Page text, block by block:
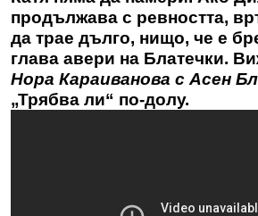
продължава с ревността,
да трае дълго, нищо, че е
глава авери на Блатечки.
Нора Караиванова с Асен
„Трябва ли“ по-долу.